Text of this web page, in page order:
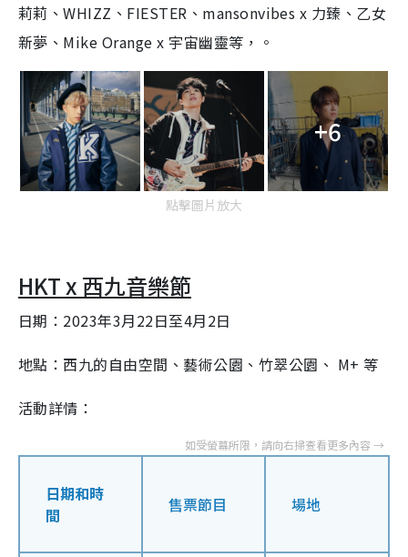
莉莉、WHIZZ、FIESTER、mansonvibes x 力臻、乙女
新夢、Mike Orange x 宇宙幽靈等，。
+6
點擊圖片放大
HKT x 西九音樂節
日期：2023年3月22日至4月2日
地點：西九的自由空間、藝術公園、竹翠公園、 M+ 等
活動詳情：
日期和時
間
售票節目 場地